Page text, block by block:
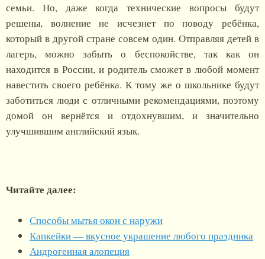
семьи. Но, даже когда технические вопросы будут
решены, волнение не исчезнет по поводу ребёнка,
который в другой стране совсем один. Отправляя детей в
лагерь, можно забыть о беспокойстве, так как он
находится в России, и родитель сможет в любой момент
навестить своего ребёнка. К тому же о школьнике будут
заботиться люди с отличными рекомендациями, поэтому
домой он вернётся и отдохнувшим, и значительно
улучшившим английский язык.
Читайте далее:
Способы мытья окон с наружи
Капкейки — вкусное украшение любого праздника
Андрогенная алопеция